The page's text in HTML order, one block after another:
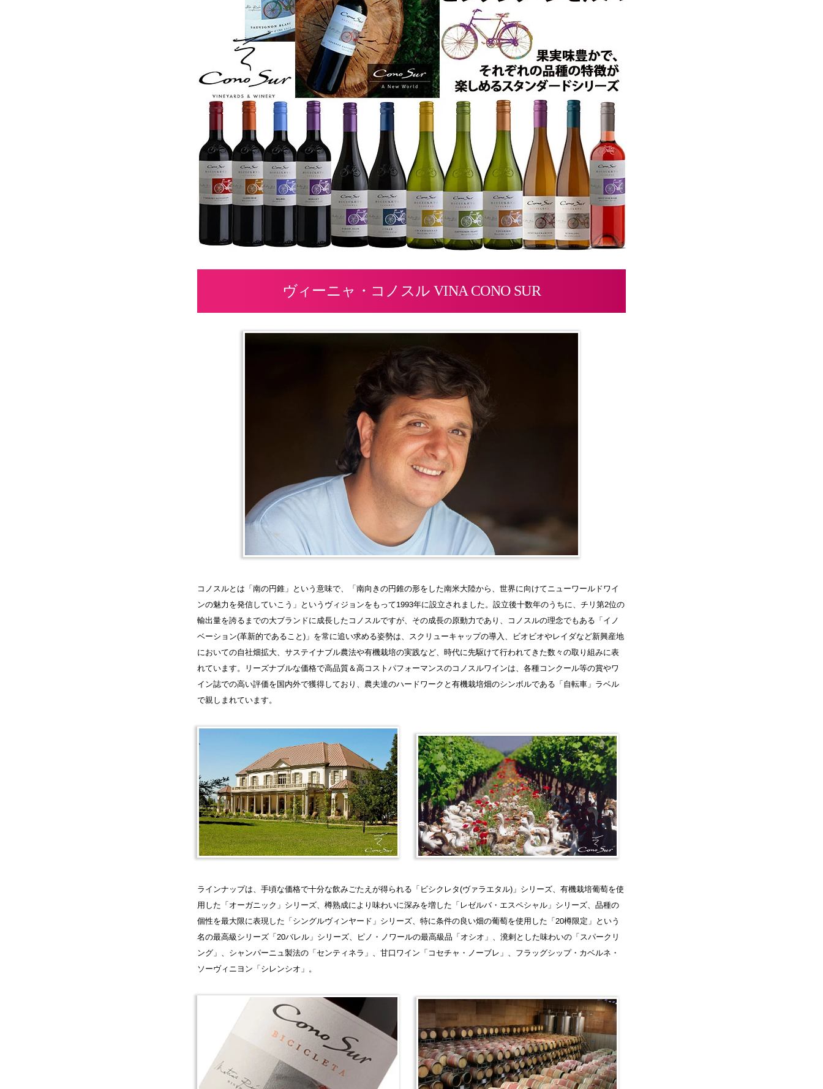
ヴィーニャ・コノスル VINA CONO SUR
コノスルとは「南の円錐」という意味で、「南向きの円錐の形をした南米大陸から、世界に向けてニューワールドワイ
ンの魅力を発信していこう」というヴィジョンをもって1993年に設立されました。設立後十数年のうちに、チリ第2位の
輸出量を誇るまでの大ブランドに成長したコノスルですが、その成長の原動力であり、コノスルの理念でもある「イノ
ベーション(革新的であること)」を常に追い求める姿勢は、スクリューキャップの導入、ビオビオやレイダなど新興産地
においての自社畑拡大、サステイナブル農法や有機栽培の実践など、時代に先駆けて行われてきた数々の取り組みに表
れています。リーズナブルな価格で高品質＆高コストパフォーマンスのコノスルワインは、各種コンクール等の賞やワ
イン誌での高い評価を国内外で獲得しており、農夫達のハードワークと有機栽培畑のシンボルである「自転車」ラベル
で親しまれています。
ラインナップは、手頃な価格で十分な飲みごたえが得られる「ビシクレタ(ヴァラエタル)」シリーズ、有機栽培葡萄を使
用した「オーガニック」シリーズ、樽熟成により味わいに深みを増した「レゼルバ・エスペシャル」シリーズ、品種の
個性を最大限に表現した「シングルヴィンヤード」シリーズ、特に条件の良い畑の葡萄を使用した「20樽限定」という
名の最高級シリーズ「20バレル」シリーズ、ピノ・ノワールの最高級品「オシオ」、溌剌とした味わいの「スパークリ
ング」、シャンパーニュ製法の「センティネラ」、甘口ワイン「コセチャ・ノーブレ」、フラッグシップ・カベルネ・
ソーヴィニヨン「シレンシオ」。